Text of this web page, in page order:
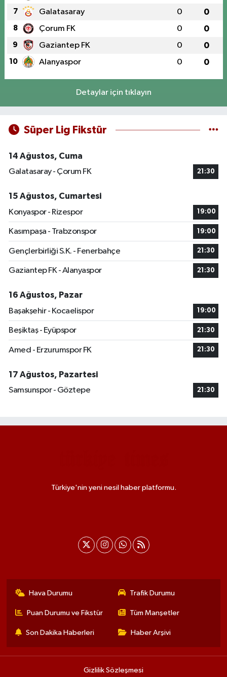
7 Galatasaray 0 0
8 Çorum FK 0 0
9 Gaziantep FK 0 0
10 Alanyaspor 0 0
Detaylar için tıklayın
Süper Lig Fikstür
14 Ağustos, Cuma
Galatasaray - Çorum FK
21:30
15 Ağustos, Cumartesi
Konyaspor - Rizespor
19:00
Kasımpaşa - Trabzonspor 19:00
Gençlerbirliği S.K. - Fenerbahçe 21:30
Gaziantep FK - Alanyaspor 21:30
16 Ağustos, Pazar
Başakşehir - Kocaelispor
19:00
Beşiktaş - Eyüpspor 21:30
Amed - Erzurumspor FK 21:30
17 Ağustos, Pazartesi
Samsunspor - Göztepe
21:30
Türkiye'nin yeni nesil haber platformu.
Hava Durumu Trafik Durumu
Puan Durumu ve Fikstür Tüm Manşetler
Son Dakika Haberleri Haber Arşivi
Gizlilik Sözleşmesi